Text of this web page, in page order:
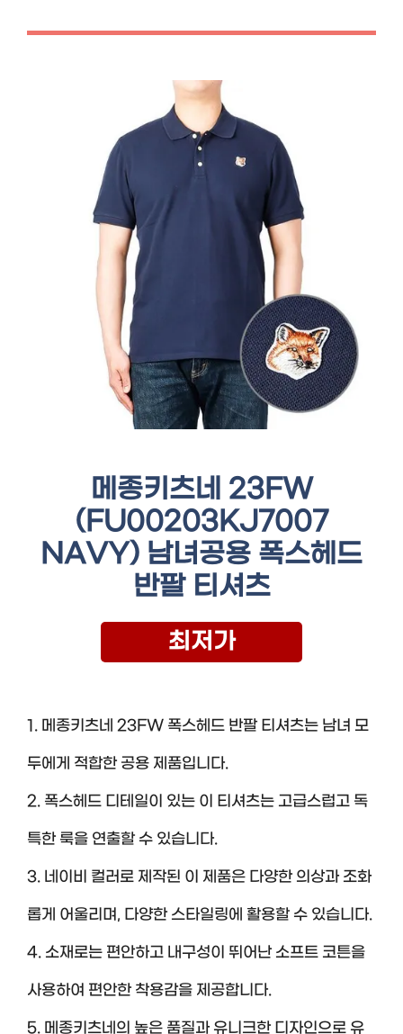
메종키츠네 23FW
(FU00203KJ7007
NAVY) 남녀공용 폭스헤드
반팔 티셔츠
최저가
1. 메종키츠네 23FW 폭스헤드 반팔 티셔츠는 남녀 모
두에게 적합한 공용 제품입니다.
2. 폭스헤드 디테일이 있는 이 티셔츠는 고급스럽고 독
특한 룩을 연출할 수 있습니다.
3. 네이비 컬러로 제작된 이 제품은 다양한 의상과 조화
롭게 어울리며, 다양한 스타일링에 활용할 수 있습니다.
4. 소재로는 편안하고 내구성이 뛰어난 소프트 코튼을
사용하여 편안한 착용감을 제공합니다.
5. 메종키츠네의 높은 품질과 유니크한 디자인으로 유